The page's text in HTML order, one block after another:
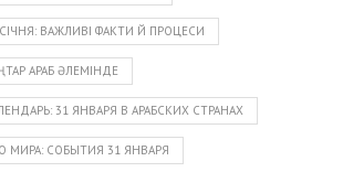
СІЧНЯ: ВАЖЛИВІ ФАКТИ Й ПРОЦЕСИ
АРАБ ӘЛЕМІНДЕ
31 ЯНВАРЯ В АРАБСКИХ СТРАНАХ
МИРА: СОБЫТИЯ 31 ЯНВАРЯ